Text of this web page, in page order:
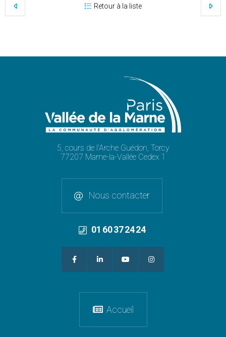
Retour à la liste
5, cours de l'Arche Guédon, Torcy
77207 Marne-la-Vallée Cedex 1
Nous contacter
01 60 37 24 24
Accueil